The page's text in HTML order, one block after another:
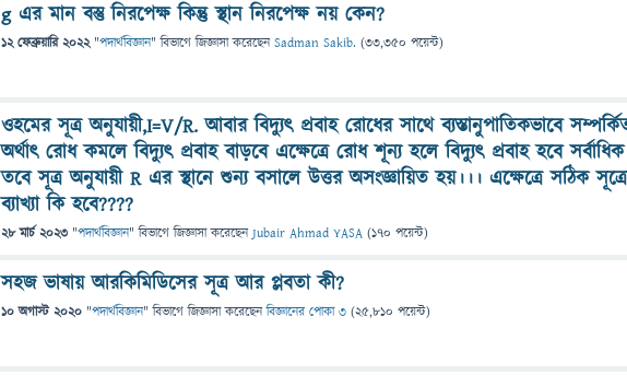
g এর মান বস্তু নিরপেক্ষ কিন্তু স্থান নিরপেক্ষ নয় কেন?
12 ফেব্রুয়ারি 2022 "পদার্থবিজ্ঞান" বিভাগে জিজ্ঞাসাকরেছেনSadman Sakib. (33,350 পয়েন্ট)
ওহমের সূত্র অনুযায়ী,I=V/R. আবার বিদ্যুৎ প্রবাহ রোধের সাথে ব্যস্তানুপাতিকভাবে
অর্থাৎ রোধ কমলে বিদ্যুৎ প্রবাহ বাড়বে এক্ষেত্রে রোধ শূন্য হলে বিদ্যুৎ প্রবাহ হবে সর্বাধিক
তবে সূত্র অনুযায়ী R এর স্থানে শুন্য বসালে উত্তর অসংজ্ঞায়িত হয়।।। এক্ষেত্রে সঠিক
ব্যাখ্যা কি হবে????
28 মার্চ 2023 "পদার্থবিজ্ঞান" বিভাগে জিজ্ঞাসাকরেছেনJubair Ahmad YASA (170 পয়েন্ট)
সহজ ভাষায় আরকিমিডিসের সূত্র আর প্লবতা কী?
10 অগাস্ট 2020 "পদার্থবিজ্ঞান" বিভাগে জিজ্ঞাসাকরেছেনবিজ্ঞানের পোকা ৩ (25,810 পয়েন্ট)